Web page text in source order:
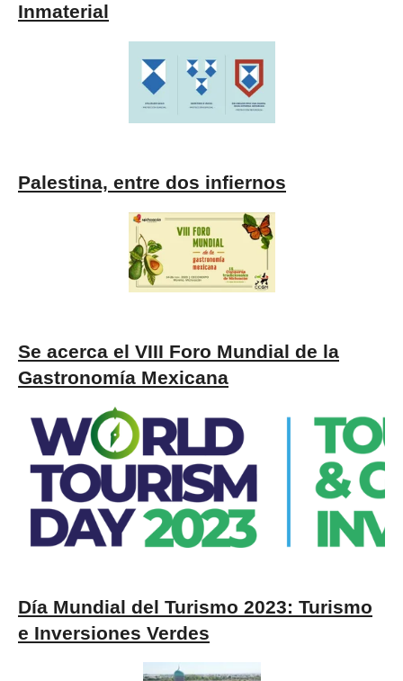
Inmaterial
Palestina, entre dos infiernos
Se acerca el VIII Foro Mundial de la
Gastronomía Mexicana
Día Mundial del Turismo 2023: Turismo
e Inversiones Verdes